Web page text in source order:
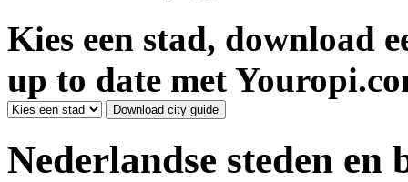
Kies een stad, download
up to date met
Nederlandse steden en